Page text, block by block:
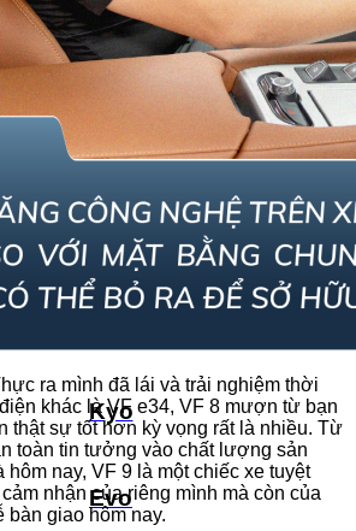
Viper
Kinet
Feliz 2025
Kyo
Evo
ra mình đã lái và trải nghiệm thời
khác là VF e34, VF 8 mượn từ bạn
thật sự tốt hơn kỳ vọng rất là nhiều. Từ
toàn tin tưởng vào chất lượng sản
hôm nay, VF 9 là một chiếc xe tuyệt
nhận của riêng mình mà còn của
giao hôm nay.